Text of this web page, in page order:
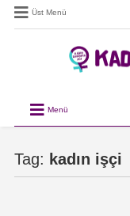
Üst Menü
Menü
Tag: kadın işçi